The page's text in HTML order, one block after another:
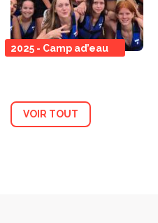
2025 - Camp ad’eau
VOIR TOUT